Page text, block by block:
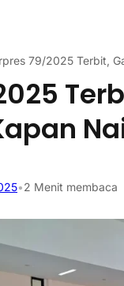
79/2025 Terbit,
•2 Menit membaca